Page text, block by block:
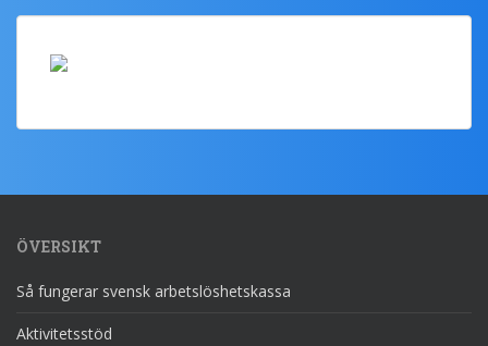
ÖVERSIKT
Så fungerar svensk arbetslöshetskassa
Aktivitetsstöd